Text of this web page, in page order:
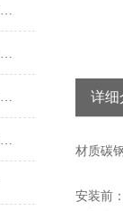
引风机与鼓风机：工业领域的风动双子星
环保风机助力绿色工厂建设，促进节能减排
引风机在工业生产中的重要作用及发展趋势
引风机是一款高效能耗的环境通风设备
详细
材质碳
安装前